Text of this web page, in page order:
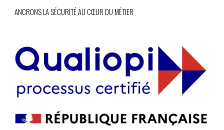
ANCRONS LA SÉCURITÉ AU CŒUR DU MÉTIER